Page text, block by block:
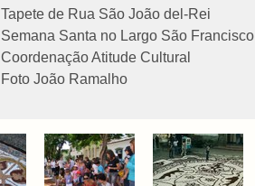
Tapete de Rua São João del-Rei
Semana Santa no Largo São Francisco
Coordenação Atitude Cultural
Foto João Ramalho